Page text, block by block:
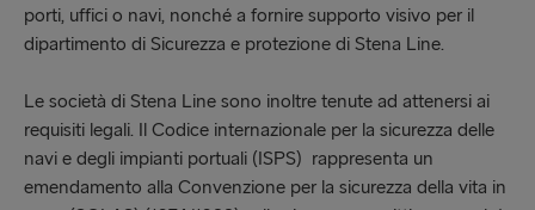
porti, uffici o navi, nonché a fornire supporto visivo per il
dipartimento di Sicurezza e protezione di Stena Line.
Le società di Stena Line sono inoltre tenute ad attenersi ai
requisiti legali. Il Codice internazionale per la sicurezza delle
navi e degli impianti portuali (ISPS) rappresenta un
emendamento alla Convenzione per la sicurezza della vita in